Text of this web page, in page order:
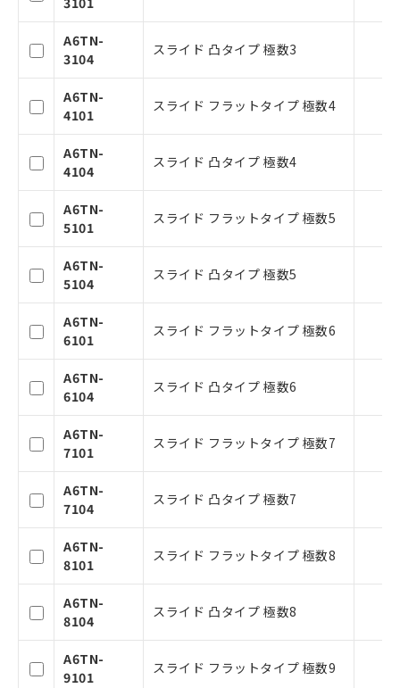
A6TN-
3104
スライド 凸タイプ 極数3
A6TN-
4101
スライド フラットタイプ 極数4
A6TN-
4104
スライド 凸タイプ 極数4
A6TN-
5101
スライド フラットタイプ 極数5
A6TN-
5104
スライド 凸タイプ 極数5
A6TN-
6101
スライド フラットタイプ 極数6
A6TN-
6104
スライド 凸タイプ 極数6
A6TN-
7101
スライド フラットタイプ 極数7
A6TN-
7104
スライド 凸タイプ 極数7
A6TN-
8101
スライド フラットタイプ 極数8
A6TN-
8104
スライド 凸タイプ 極数8
A6TN-
9101
スライド フラットタイプ 極数9
記
○ 一定数以上の在庫あり
△ 一定数には満たないが在庫あり
－
在庫なし(最新の在庫状況につ
機器販売店・当社販売員にご確
空
受注生産機種、また在庫状況の
本サービスは、当社制御機器事業取扱
商品の当社在庫状況および標準価格(税
抜)を提供させていただくものです。
当社制御機器事業取扱商品の中には、
本サービスの対象外となる商品もある
ことをご了承ください。
在庫状況および標準価格照会結果は、
記載している更新日時点での社内デー
タに基づき作成されるものであり、閲
覧された時点での実際の在庫および標
準価格とは異なる場合があることをご
了承ください。
正式な納期状況および標準価格はお客
様のお取引先、またはお客様担当のオ
ムロン制御機器販売店・当社販売員に
ご相談ください。
オムロン制御機器販売店や当社販売拠
販売ネットワーク
」をご確認
ください。
在庫状況および標準価格結果を当社の
事前の承諾なく第三者に漏洩または開
示しないようお願いします。
マイパーツ機能（部品リスト作成サー
ビス）をご利用いただくには、I-Web
メンバーズにご登録されている必要が
あります。
お客様が当ウェブサイト上で当社にご
登録された部品リストについて、当社
および当社の共同利用者が、当社の製
品・サービスに関するお客様との取
引・商談に必要な範囲で利用すること
をご了承ください。
※当社の共同利用者とは、
"個人情報
の共同利用に関して"
の「1.共同利
用者の範囲」に記載されている法人を
指します。